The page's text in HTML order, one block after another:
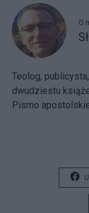
O
Teolog,
dwudziestu
Pismo